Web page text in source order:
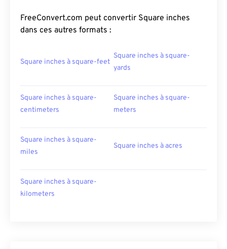
FreeConvert.com peut convertir Square inches
dans ces autres formats :
Square inches à square-feet
Square inches à square-
yards
Square inches à square-
centimeters
Square inches à square-
meters
Square inches à square-
miles
Square inches à acres
Square inches à square-
kilometers